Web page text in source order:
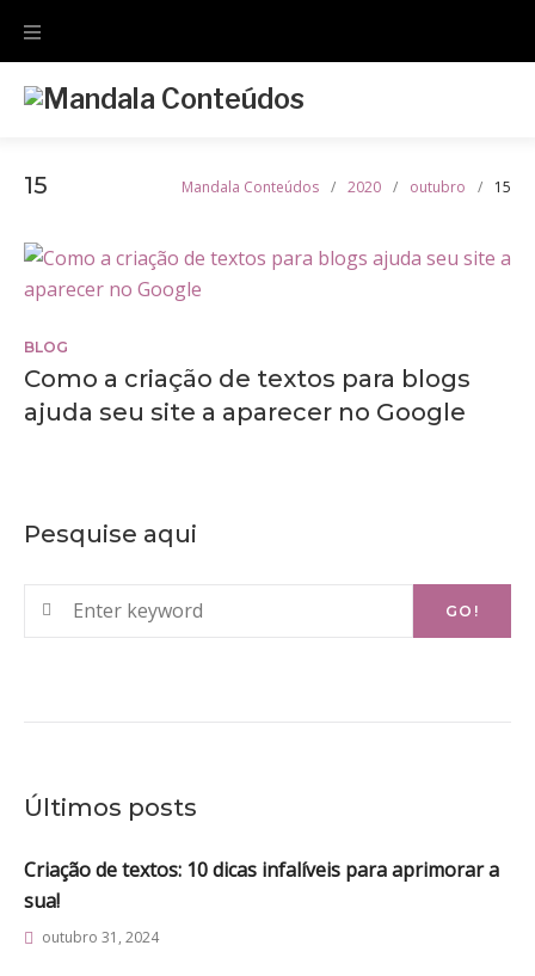
15 Mandala Conteúdos / 2020 / outubro / 15
Dia:
15
de
outubro
2020
BLOG
Como a criação de textos para blogs
ajuda seu site a aparecer no Google
Pesquise aqui
Search
GO!
Últimos posts
Criação de textos: 10 dicas infalíveis para aprimorar a
sua!
outubro 31, 2024